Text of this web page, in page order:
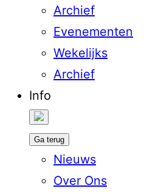
Archief
Evenementen
Wekelijks
Archief
Info
Ga terug
Nieuws
Over Ons